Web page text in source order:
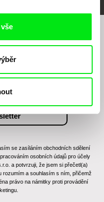
o našem
se zasíláním obchodních sdělení
osobních údajů pro účely
a potvrzuji, že jsem si přečetl(a)
rozumím a souhlasím s ním, přičemž
právo na námitky proti provádění